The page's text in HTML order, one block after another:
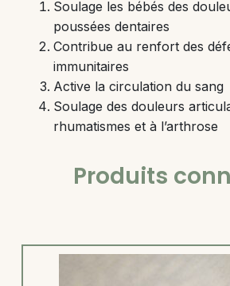
Soulage les bébés des
poussées dentaires
Contribue au renfort des
immunitaires
Active la circulation du sang
Soulage des douleurs
rhumatismes et à l’arthrose
Produits